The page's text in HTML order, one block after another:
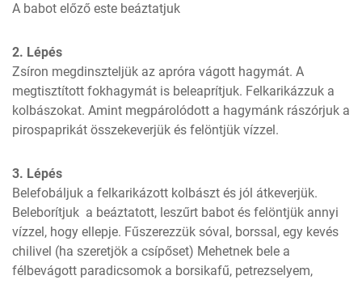
A babot előző este beáztatjuk
2. Lépés
Zsíron megdinszteljük az apróra vágott hagymát. A
megtisztított fokhagymát is beleaprítjuk. Felkarikázzuk a
kolbászokat. Amint megpárolódott a hagymánk rászórjuk a
pirospaprikát összekeverjük és felöntjük vízzel.
3. Lépés
Belefobáljuk a felkarikázott kolbászt és jól átkeverjük.
Beleborítjuk  a beáztatott, leszűrt babot és felöntjük annyi
vízzel, hogy ellepje. Fűszerezzük sóval, borssal, egy kevés
chilivel (ha szeretjök a csípőset) Mehetnek bele a
félbevágott paradicsomok a borsikafű, petrezselyem,